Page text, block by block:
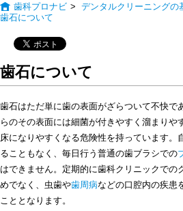
歯科プロナビ > デンタルクリーニングの
歯石について
歯石について
歯石はただ単に歯の表面がざらついて不快で
らのその表面には細菌が付きやすく溜まりや
床になりやすくなる危険性を持っています。
ることもなく、毎日行う普通の歯ブラシでの
はできません。定期的に歯科クリニックでの
めでなく、虫歯や歯周病などの口腔内の疾患
こととなります。